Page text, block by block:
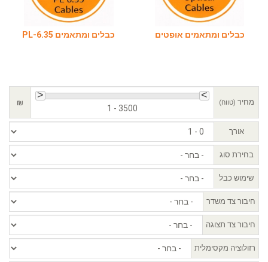
כבלים ומתאמים אופטים כבלים ומתאמים PL-6.35
מחיר (טווח)
1 - 3500
₪
אורך
בחירת סוג
שימוש כבל
חיבור צד משדר
חיבור צד תצוגה
רזולוציה מקסימלית